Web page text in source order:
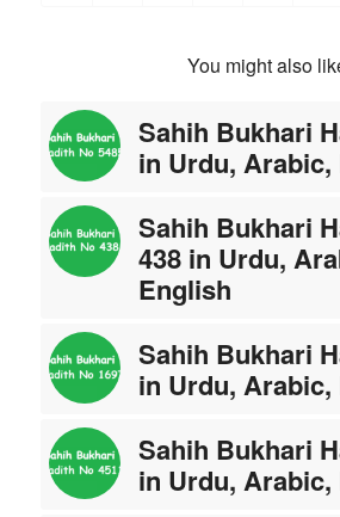
You might also
Sahih Bukhari
in Urdu,
Sahih Bukhari
438 in Urdu,
English
Sahih Bukhari
in Urdu,
Sahih Bukhari
in Urdu,